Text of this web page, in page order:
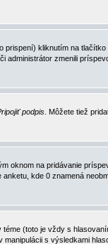
prispení) kliknutím na tlačítko
zmenili
podpis . Môžete tiež
oknom na pridávanie
kde 0 znamená
(toto je vždy s
s výsledkami